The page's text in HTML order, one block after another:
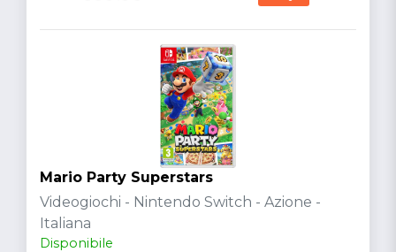
Mario Party Superstars
Videogiochi - Nintendo Switch - Azione -
Italiana
Disponibile